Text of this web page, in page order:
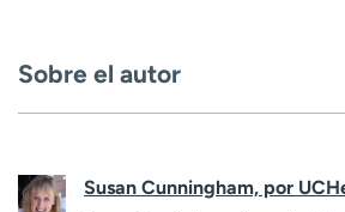
Sobre el autor
Susan Cunningham, por